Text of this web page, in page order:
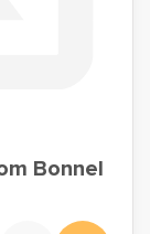
Bonnel